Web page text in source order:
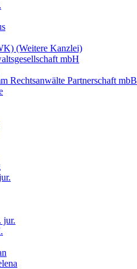
(Weitere Kanzlei)
mbH
Rechtsanwälte Partnerschaft mbB
jur.